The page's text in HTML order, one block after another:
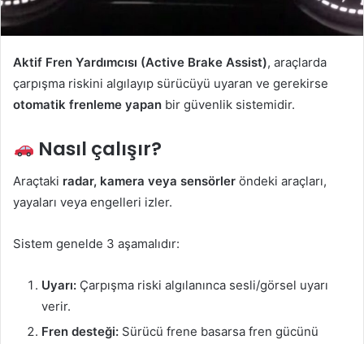
Aktif Fren Yardımcısı (Active Brake Assist), araçlarda
çarpışma riskini algılayıp sürücüyü uyaran ve gerekirse
otomatik frenleme yapan bir güvenlik sistemidir.
Nasıl çalışır?
Araçtaki radar, kamera veya sensörler öndeki araçları,
yayaları veya engelleri izler.
Sistem genelde 3 aşamalıdır:
Uyarı: Çarpışma riski algılanınca sesli/görsel uyarı
verir.
Fren desteği: Sürücü frene basarsa fren gücünü